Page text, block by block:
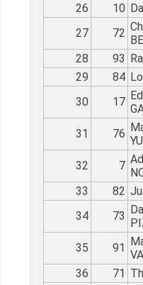
26
10
27
72
28
93
29
84
30
17
31 76
32 7
33
82
34
73
35 91
36
71